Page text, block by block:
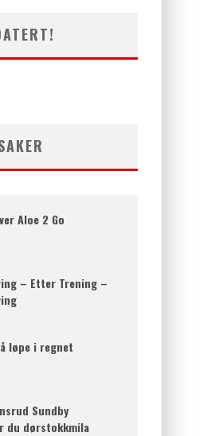
Aloe 2 Go
– Etter Trening –
løpe i regnet
Sundby
du dørstokkmila